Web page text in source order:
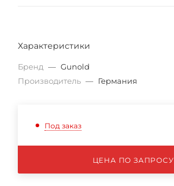
Характеристики
Бренд — Gunold
Производитель — Германия
Под заказ
ЦЕНА ПО ЗАПРОСУ